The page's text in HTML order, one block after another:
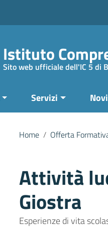
Istituto
Sito web ufficiale dell'IC 5 di
Servizi
Home / Offerta
Attività
Giostra
Esperienze di vita